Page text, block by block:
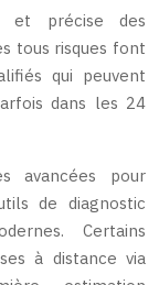
et précise des
tous risques font
qui peuvent
dans les 24
avancées pour
de diagnostic
Certains
à distance via